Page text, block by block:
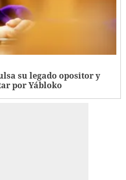
su legado opositor y
por Yábloko